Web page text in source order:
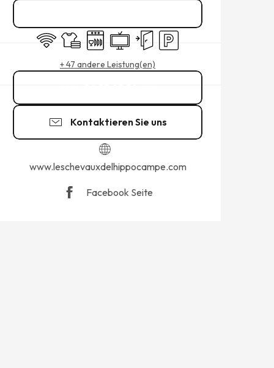
Wi-Fi Bettwäsche und Laken
Geschirrspülmaschine
FernsehenUnabhängiger Eingang
Parkplatz
+ 47 andere Leistung(en)
Kontaktieren Sie uns
www.leschevauxdelhippocampe.com
Facebook Seite